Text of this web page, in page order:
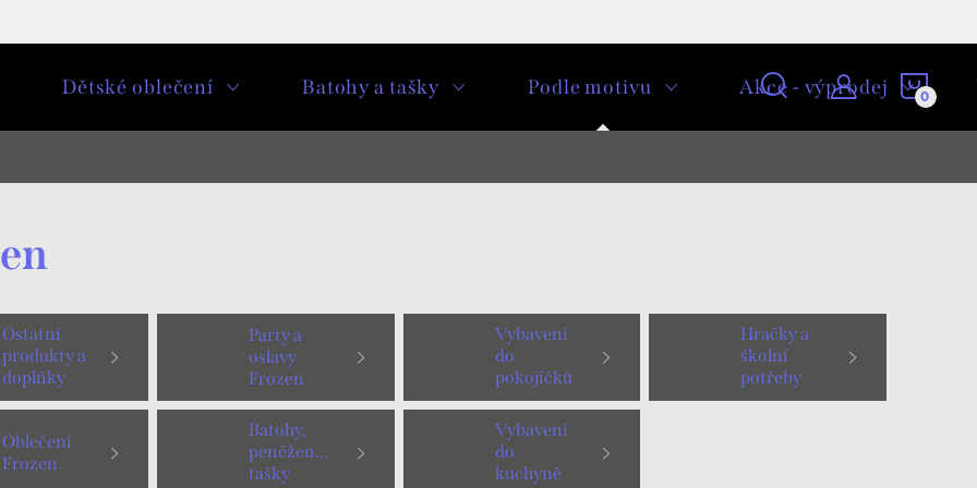
Dětské oblečení Batohy a tašky Podle motivu Akce - výprodej
Ostatní
produkty a
doplňky
Frozen
Party a
oslavy
Frozen
Vybavení
do
pokojíčků
Frozen
Hračky a
školní
potřeby
Frozen
Oblečení
Frozen
Batohy,
peněženky,
tašky
Vybavení
do
kuchyně